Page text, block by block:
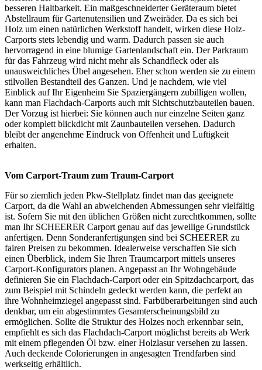
besseren Haltbarkeit. Ein maßgeschneiderter Geräteraum bietet
Abstellraum für Gartenutensilien und Zweiräder. Da es sich bei
Holz um einen natürlichen Werkstoff handelt, wirken diese Holz-
Carports stets lebendig und warm. Dadurch passen sie auch
hervorragend in eine blumige Gartenlandschaft ein. Der Parkraum
für das Fahrzeug wird nicht mehr als Schandfleck oder als
unausweichliches Übel angesehen. Eher schon werden sie zu einem
stilvollen Bestandteil des Ganzen. Und je nachdem, wie viel
Einblick auf Ihr Eigenheim Sie Spaziergängern zubilligen wollen,
kann man Flachdach-Carports auch mit Sichtschutzbauteilen bauen.
Der Vorzug ist hierbei: Sie können auch nur einzelne Seiten ganz
oder komplett blickdicht mit Zaunbauteilen versehen. Dadurch
bleibt der angenehme Eindruck von Offenheit und Luftigkeit
erhalten.
Vom Carport-Traum zum Traum-Carport
Für so ziemlich jeden Pkw-Stellplatz findet man das geeignete
Carport, da die Wahl an abweichenden Abmessungen sehr vielfältig
ist. Sofern Sie mit den üblichen Größen nicht zurechtkommen, sollte
man Ihr SCHEERER Carport genau auf das jeweilige Grundstück
anfertigen. Denn Sonderanfertigungen sind bei SCHEERER zu
fairen Preisen zu bekommen. Idealerweise verschaffen Sie sich
einen Überblick, indem Sie Ihren Traumcarport mittels unseres
Carport-Konfigurators planen. Angepasst an Ihr Wohngebäude
definieren Sie ein Flachdach-Carport oder ein Spitzdachcarport, das
zum Beispiel mit Schindeln gedeckt werden kann, die perfekt an
ihre Wohnheimziegel angepasst sind. Farbüberarbeitungen sind auch
denkbar, um ein abgestimmtes Gesamterscheinungsbild zu
ermöglichen. Sollte die Struktur des Holzes noch erkennbar sein,
empfiehlt es sich das Flachdach-Carport möglichst bereits ab Werk
mit einem pflegenden Öl bzw. einer Holzlasur versehen zu lassen.
Auch deckende Colorierungen in angesagten Trendfarben sind
werkseitig erhältlich.